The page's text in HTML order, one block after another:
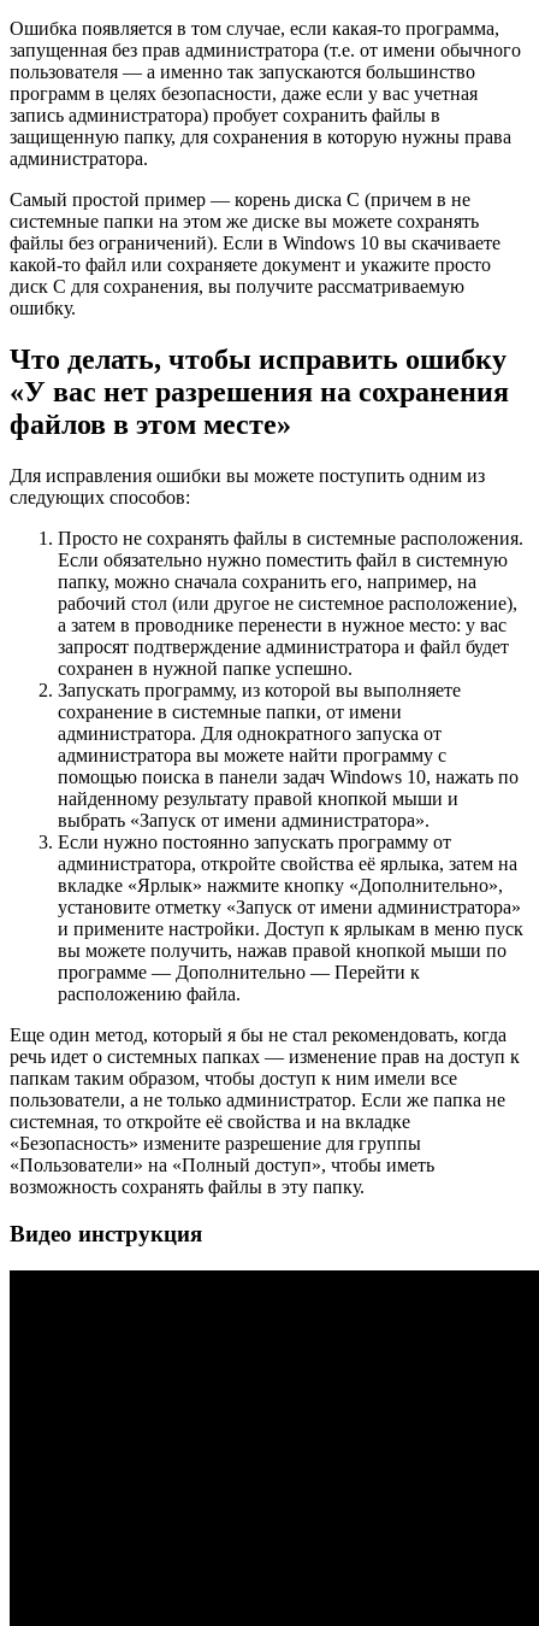
Ошибка появляется в том случае, если какая-то программа,
запущенная без прав администратора (т.е. от имени обычного
пользователя — а именно так запускаются большинство
программ в целях безопасности, даже если у вас учетная
запись администратора) пробует сохранить файлы в
защищенную папку, для сохранения в которую нужны права
администратора.
Самый простой пример — корень диска C (причем в не
системные папки на этом же диске вы можете сохранять
файлы без ограничений). Если в Windows 10 вы скачиваете
какой-то файл или сохраняете документ и укажите просто
диск C для сохранения, вы получите рассматриваемую
ошибку.
Что делать, чтобы исправить ошибку
«У вас нет разрешения на сохранения
файлов в этом месте»
Для исправления ошибки вы можете поступить одним из
следующих способов:
Просто не сохранять файлы в системные расположения.
Если обязательно нужно поместить файл в системную
папку, можно сначала сохранить его, например, на
рабочий стол (или другое не системное расположение),
а затем в проводнике перенести в нужное место: у вас
запросят подтверждение администратора и файл будет
сохранен в нужной папке успешно.
Запускать программу, из которой вы выполняете
сохранение в системные папки, от имени
администратора. Для однократного запуска от
администратора вы можете найти программу с
помощью поиска в панели задач Windows 10, нажать по
найденному результату правой кнопкой мыши и
выбрать «Запуск от имени администратора».
Если нужно постоянно запускать программу от
администратора, откройте свойства её ярлыка, затем на
вкладке «Ярлык» нажмите кнопку «Дополнительно»,
установите отметку «Запуск от имени администратора»
и примените настройки. Доступ к ярлыкам в меню пуск
вы можете получить, нажав правой кнопкой мыши по
программе — Дополнительно — Перейти к
расположению файла.
Еще один метод, который я бы не стал рекомендовать, когда
речь идет о системных папках — изменение прав на доступ к
папкам таким образом, чтобы доступ к ним имели все
пользователи, а не только администратор. Если же папка не
системная, то откройте её свойства и на вкладке
«Безопасность» измените разрешение для группы
«Пользователи» на «Полный доступ», чтобы иметь
возможность сохранять файлы в эту папку.
Видео инструкция